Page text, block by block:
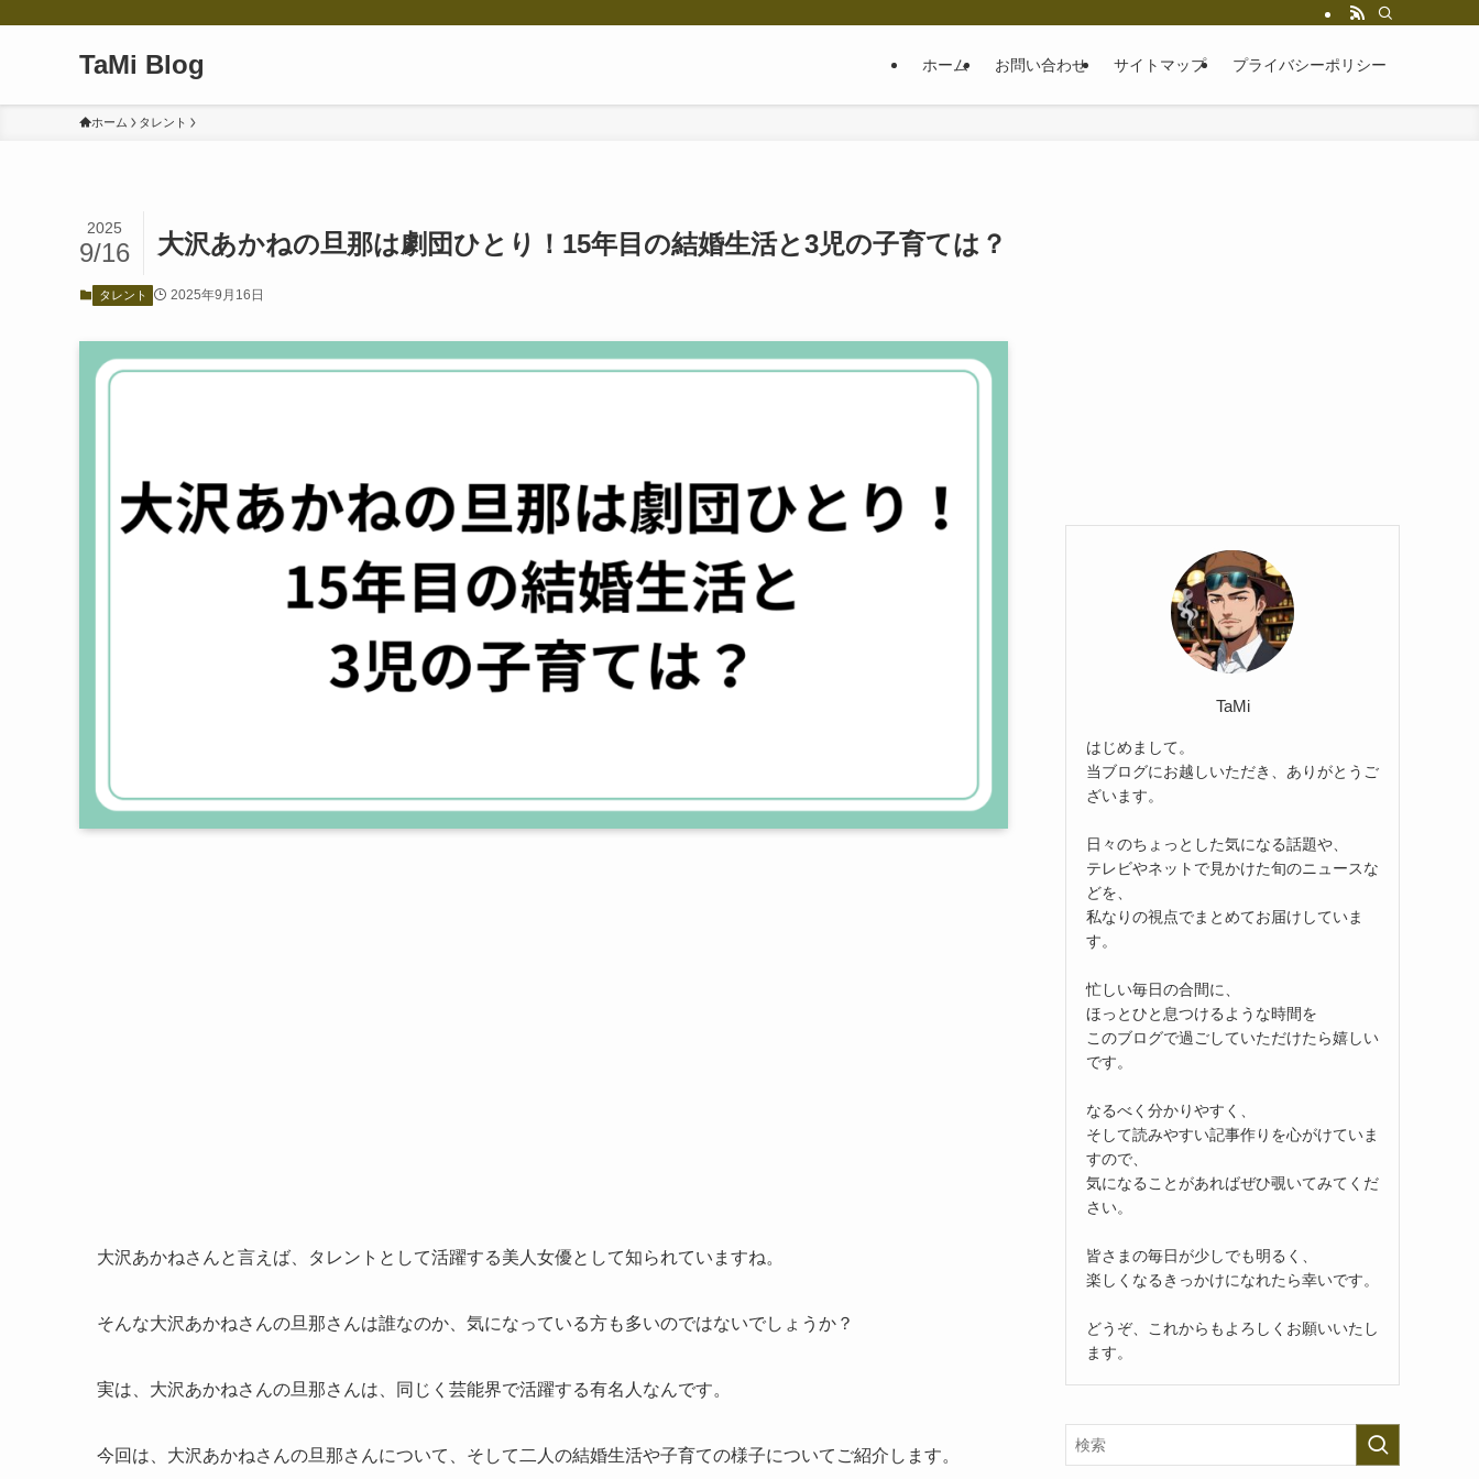
TaMi Blog ホーム お問い合わせ サイトマップ プライバシーポリシー
ホーム タレント
大沢あかねの旦那は劇団ひとり！15年目の結婚生活と3児の子育ては？
2025
9/16
タレント 2025年9月16日
大沢あかねさんと言えば、タレントとして活躍する美人女優として知られていますね。
そんな大沢あかねさんの旦那さんは誰なのか、気になっている方も多いのではないでしょうか？
実は、大沢あかねさんの旦那さんは、同じく芸能界で活躍する有名人なんです。
今回は、大沢あかねさんの旦那さんについて、そして二人の結婚生活や子育ての様子についてご紹介します。
TaMi
はじめまして。
当ブログにお越しいただき、ありがとうご
ざいます。
日々のちょっとした気になる話題や、
テレビやネットで見かけた旬のニュースな
どを、
私なりの視点でまとめてお届けしていま
す。
忙しい毎日の合間に、
ほっとひと息つけるような時間を
このブログで過ごしていただけたら嬉しい
です。
なるべく分かりやすく、
そして読みやすい記事作りを心がけていま
すので、
気になることがあればぜひ覗いてみてくだ
さい。
皆さまの毎日が少しでも明るく、
楽しくなるきっかけになれたら幸いです。
どうぞ、これからもよろしくお願いいたし
ます。